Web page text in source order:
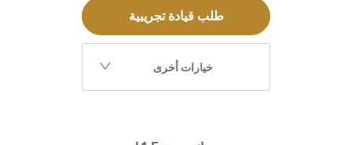
طلب قيادة تجريبية
خيارات أخرى